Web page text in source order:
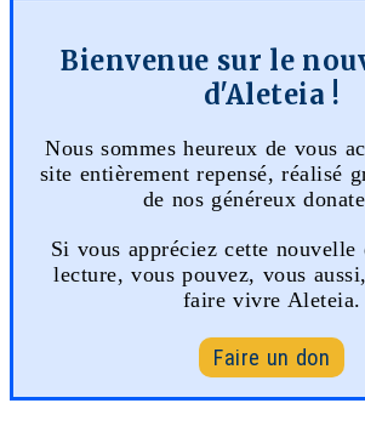
Bienvenue sur le
d'Aleteia !
Nous sommes heureux de vous
site entièrement repensé, réalisé
de nos généreux
Si vous appréciez cette nouvelle
lecture, vous pouvez, vous
faire vivre Aleteia.
Faire un don